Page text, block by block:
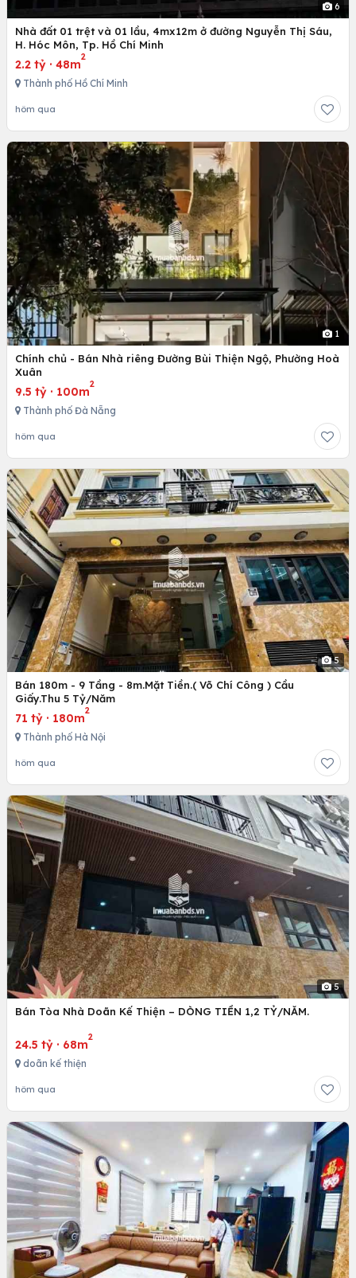
6
Nhà đất 01 trệt và 01 lầu, 4mx12m ở đường Nguyễn Thị Sáu,
H. Hóc Môn, Tp. Hồ Chí Minh
2.2 tỷ · 48m
2
Thành phố Hồ Chí Minh
hôm qua
1
Chính chủ - Bán Nhà riêng Đường Bùi Thiện Ngộ, Phường Hoà
Xuân
9.5 tỷ · 100m
2
Thành phố Đà Nẵng
hôm qua
5
Bán 180m - 9 Tầng - 8m.Mặt Tiền.( Võ Chí Công ) Cầu
Giấy.Thu 5 Tỷ/Năm
71 tỷ · 180m
2
Thành phố Hà Nội
hôm qua
5
Bán Tòa Nhà Doãn Kế Thiện – DÒNG TIỀN 1,2 TỶ/NĂM.
24.5 tỷ · 68m
2
doãn kế thiện
hôm qua